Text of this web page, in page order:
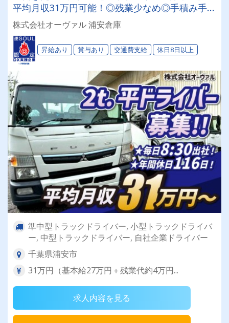
平均月収31万円可能！◎残業少なめ◎手積み手卸
しほぼなし◎普通免許で応募OK！◎土日祝休
み！※月1回土曜出勤あり(15時まで)
株式会社オーヴァル 浦安倉庫
昇給あり 賞与あり 交通費支給 休日8日以上
準中型トラックドライバー, 小型トラックドライバ
ー, 中型トラックドライバー, 自社企業ドライバー
千葉県浦安市
31万円（基本給27万円＋残業代約4万円...
求人内容を見る